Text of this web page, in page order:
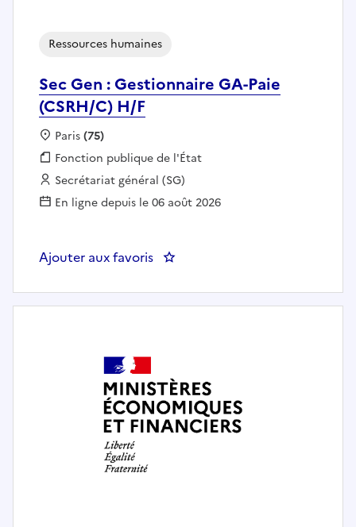
Sec Gen : Gestionnaire GA-Paie
(CSRH/C) H/F
Ressources humaines
Localisation :
Paris(75)
Fonction publique :
Fonction publique de l'État
Employeur :
Secrétariat général (SG)
En ligne depuis le 06 août 2026
Ajouter aux favoris : Sec Gen : Gestionnaire GA-